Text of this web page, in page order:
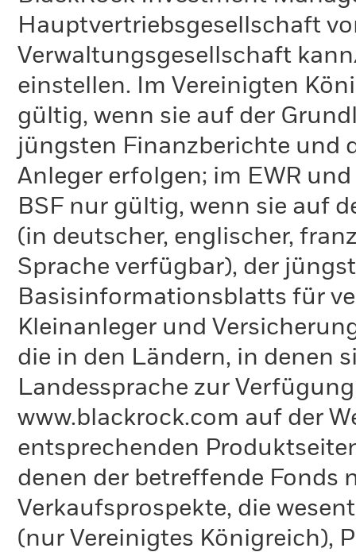
Hauptvertriebsgesellschaft
Verwaltungsgesellschaft
einstellen. Im Vereinigten
gültig, wenn sie auf der
jüngsten Finanzberichte und
Anleger erfolgen; im EWR
BSF nur gültig, wenn sie auf
(in deutscher, englischer,
Sprache verfügbar), der
Basisinformationsblatts für
Kleinanleger und
die in den Ländern, in denen
Landessprache zur
www.blackrock.com auf der
entsprechenden
denen der betreffende Fonds
Verkaufsprospekte, die
(nur Vereinigtes Königreich),